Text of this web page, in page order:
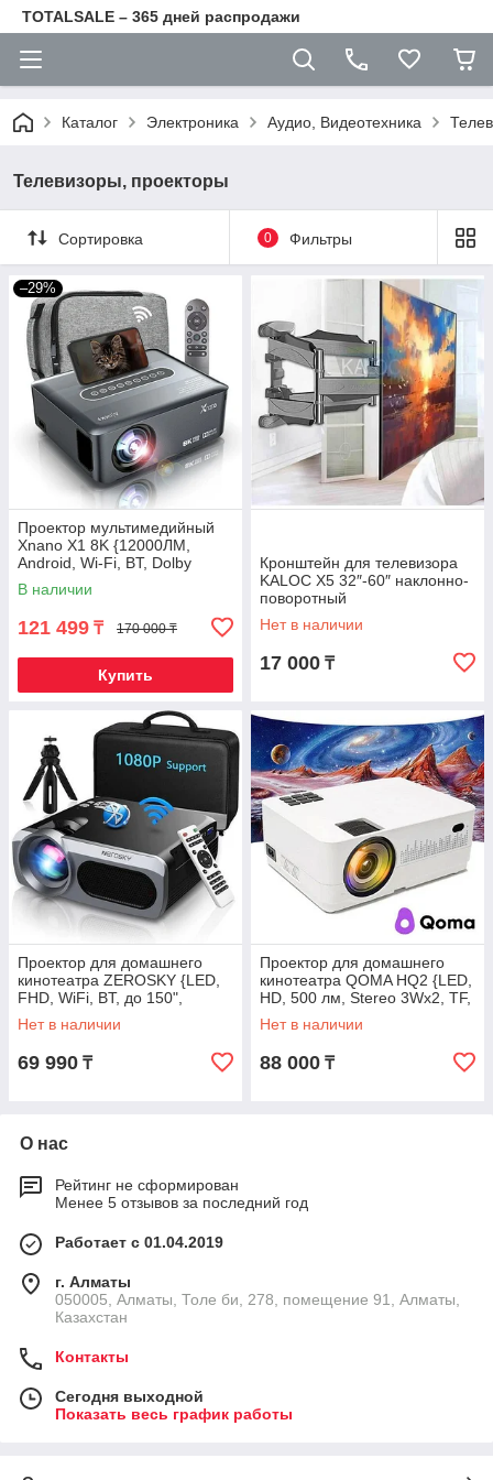
TOTALSALE – 365 дней распродажи
Каталог Электроника Аудио, Видеотехника
Телевизоры, проекторы
Сортировка 0 Фильтры
–29%
Проектор мультимедийный
Xnano X1 8K {12000ЛМ,
Android, Wi-Fi, BT, Dolby
Audio, HDR 10+, Full HD}
В наличии
121 499 ₸ 170 000 ₸
Купить
Кронштейн для телевизора
KALOC X5 32″-60″ наклонно-
поворотный
Нет в наличии
17 000 ₸
Проектор для домашнего
кинотеатра ZEROSKY {LED,
FHD, WiFi, BT, до 150",
AirPlay, TF, USB, HDMI, VGA,
iOS и
Нет в наличии
69 990 ₸
Проектор для домашнего
кинотеатра QOMA HQ2 {LED,
HD, 500 лм, Stereo 3Wx2, TF,
USB, HDMI, AV, VGA}
Нет в наличии
88 000 ₸
О нас
Рейтинг не сформирован
Менее 5 отзывов за последний год
Работает с 01.04.2019
г. Алматы
050005, Алматы, Толе би, 278, помещение 91, Алматы,
Казахстан
Контакты
Сегодня выходной
Показать весь график работы